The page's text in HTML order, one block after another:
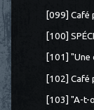
[099] Café
[100]
[101] "Une
[102] Café
[103] "A-t-